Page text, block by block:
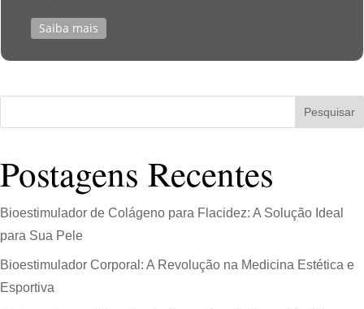
Saiba mais
Pesquisar
Postagens Recentes
Bioestimulador de Colágeno para Flacidez: A Solução Ideal
para Sua Pele
Bioestimulador Corporal: A Revolução na Medicina Estética e
Esportiva